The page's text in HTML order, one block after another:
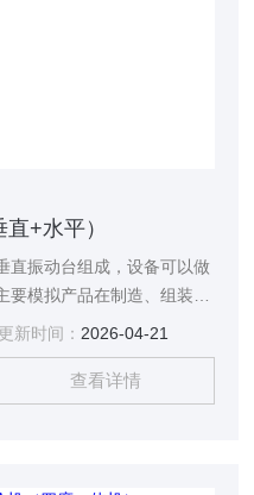
+水平）
直振动台组成，设备可以做
模拟产品在制造、组装、
，以评定其结构的耐振
更新时间： 2026-04-21
查看详情